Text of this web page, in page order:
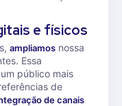
e físicos
ampliamos nossa
Essa
público mais
de
de canais